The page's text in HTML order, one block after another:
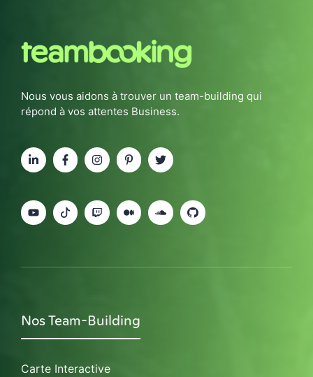
Nous vous aidons à trouver un team-building qui
répond à vos attentes Business.
Nos Team-Building
Carte Interactive